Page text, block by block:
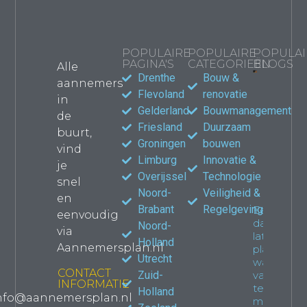
Alle
aannemers
in
de
buurt,
vind
je
snel
en
eenvoudig
via
Aannemersplan.nl
CONTACT
INFORMATIE
POPULAIRE
PAGINA'S
Drenthe
Flevoland
Gelderland
Friesland
Groningen
Limburg
Overijssel
Noord-
Brabant
Noord-
Holland
Utrecht
Zuid-
Holland
POPULAIRE
CATEGORIEËN
Bouw &
renovatie
Bouwmanagement
Duurzaam
bouwen
Innovatie &
Technologie
Veiligheid &
Regelgeving
BLOGS
jouw
Een
dakkapel
laten
plaatsen:
wat je
van
tevoren
moet